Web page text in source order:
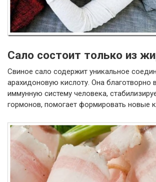
Сало состоит только из
Свиное сало содержит уникальное
арахидоновую кислоту. Она благотворно
иммунную систему человека,
гормонов, помогает формировать новые